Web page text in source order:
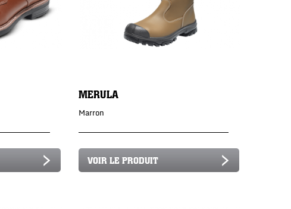
MERULA
Marron
VOIR LE PRODUIT